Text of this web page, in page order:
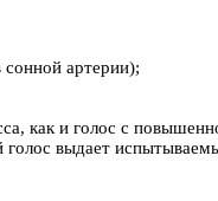
сонной артерии);
как и голос с
выдает